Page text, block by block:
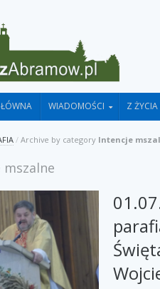
WIADOMOŚCI Z
/ Archive by category Intencje